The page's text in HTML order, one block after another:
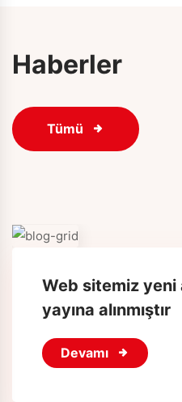
Haberler
Tümü
Web sitemiz yeni
yayına alınmıştır
Devamı